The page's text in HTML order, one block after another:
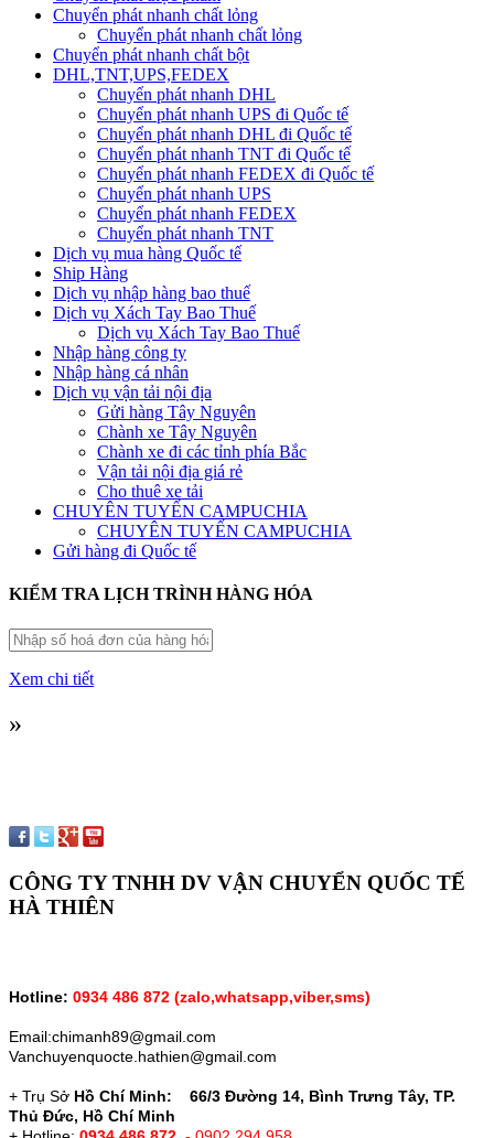
Chuyển phát nhanh chất lỏng
Chuyển phát nhanh chất lỏng
Chuyển phát nhanh chất bột
DHL,TNT,UPS,FEDEX
Chuyển phát nhanh DHL
Chuyển phát nhanh UPS đi Quốc tế
Chuyển phát nhanh DHL đi Quốc tế
Chuyển phát nhanh TNT đi Quốc tế
Chuyển phát nhanh FEDEX đi Quốc tế
Chuyển phát nhanh UPS
Chuyển phát nhanh FEDEX
Chuyển phát nhanh TNT
Dịch vụ mua hàng Quốc tế
Ship Hàng
Dịch vụ nhập hàng bao thuế
Dịch vụ Xách Tay Bao Thuế
Dịch vụ Xách Tay Bao Thuế
Nhập hàng công ty
Nhập hàng cá nhân
Dịch vụ vận tải nội địa
Gửi hàng Tây Nguyên
Chành xe Tây Nguyên
Chành xe đi các tỉnh phía Bắc
Vận tải nội địa giá rẻ
Cho thuê xe tải
CHUYÊN TUYẾN CAMPUCHIA
CHUYÊN TUYẾN CAMPUCHIA
Gửi hàng đi Quốc tế
KIỂM TRA LỊCH TRÌNH HÀNG HÓA
Xem chi tiết
»
CÔNG TY TNHH DV VẬN CHUYỂN QUỐC TẾ
HÀ THIÊN
Hotline: 0934 486 872 (zalo,whatsapp,vỉber,sms)
Email:chimanh89@gmail.com
Vanchuyenquocte.hathien@gmail.com
+ Trụ Sở Hồ Chí Minh: 66/3 Đường 14, Bình Trưng Tây, TP.
Thủ Đức, Hồ Chí Minh